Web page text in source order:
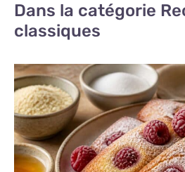
Dans la catégorie
classiques